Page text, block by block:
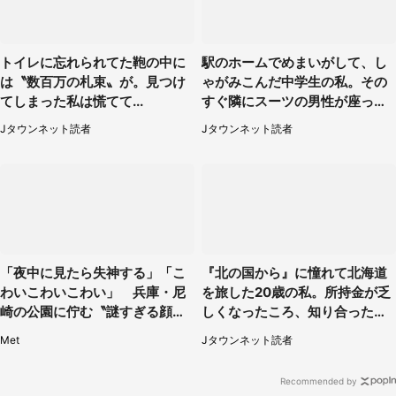
トイレに忘れられてた鞄の中に
は〝数百万の札束〟が。見つけ
てしまった私は慌てて...
Jタウンネット読者
駅のホームでめまいがして、し
ゃがみこんだ中学生の私。その
すぐ隣にスーツの男性が座って
きて（千葉県・20代女性）
Jタウンネット読者
「夜中に見たら失神する」「こ
わいこわいこわい」 兵庫・尼
崎の公園に佇む〝謎すぎる顔〟
Met
『北の国から』に憧れて北海道
を旅した20歳の私。所持金が乏
しくなったころ、知り合ったオ
ジサンに連れて行かれたのは
（福岡県・50代男性）
Jタウンネット読者
Recommended by